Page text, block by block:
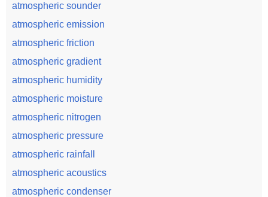
atmospheric sounder
atmospheric emission
atmospheric friction
atmospheric gradient
atmospheric humidity
atmospheric moisture
atmospheric nitrogen
atmospheric pressure
atmospheric rainfall
atmospheric acoustics
atmospheric condenser